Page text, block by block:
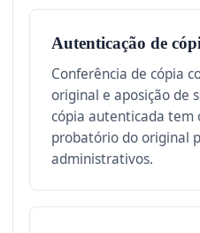
Autenticação de
Conferência de cópia
original e aposição de
cópia autenticada tem
probatório do original
administrativos.